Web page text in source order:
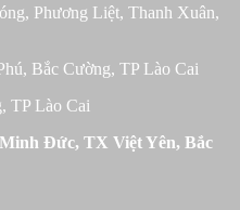
Phương Liệt, Thanh Xuân,
Bắc Cường, TP Lào Cai
TP Lào Cai
Đức, TX Việt Yên, Bắc